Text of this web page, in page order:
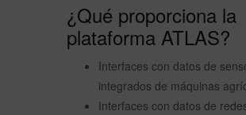
¿Qué proporciona la
plataforma ATLAS?
Interfaces con datos de
integrados de máquinas
Interfaces con datos de